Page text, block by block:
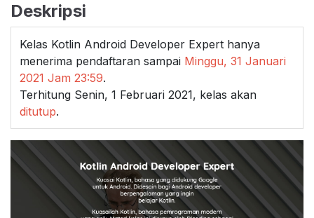
Deskripsi
Kelas Kotlin Android Developer Expert hanya
menerima pendaftaran sampai Minggu, 31 Januari
2021 Jam 23:59.
Terhitung Senin, 1 Februari 2021, kelas akan
ditutup.